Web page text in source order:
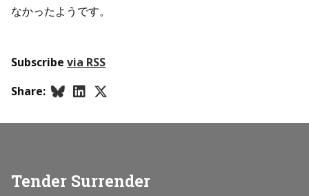
なかったようです。
Subscribe via RSS
Share:
Tender Surrender